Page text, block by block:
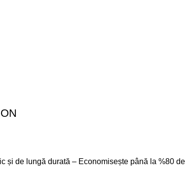
și de lungă durată – Economisește până la %80 de